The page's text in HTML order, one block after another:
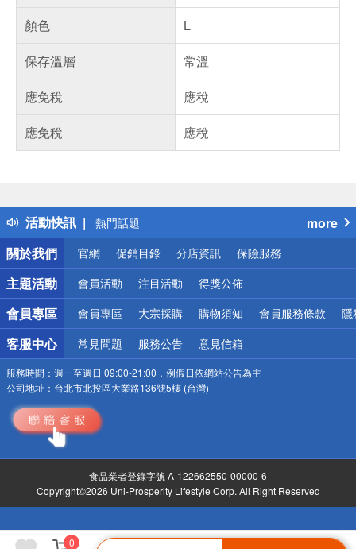
0
顏色
L
保存溫層
常溫
應免稅
應稅
應免稅
應稅
活動快訊
得獎公告
熱門話題
銀行優惠
偏遠地區配送
詐騙網頁！請小心！
more
關於我們
官網 促銷目錄 分店資訊 保險服務
主題活動 會員活動 注目活動 得獎公佈
會員專區 會員專區 大宗採購 購物須知 會員服務條款 隱
客服中心 常見問題 服務公告 意見信箱
服務時間： 週一至週日 09:00-21:00，例假日依網站公告為主
公司地址： 台北市北投區大業路136號5樓 (台灣)
食品業者登錄字號 A-122662550-00000-6
Copyright©2026 Uni-Prosperity Lifestyle Corp. All Right Reserved